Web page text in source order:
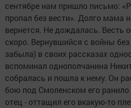
сентябре нам пришло письмо:
пропал без вести». Долго мама
вернется. Не дождалась. Весть
скоро. Вернувшийся с войны
забыла) в своих рассказах
вспоминал однополчанина
собралась и пошла к нему. Он
бою под Смоленском его ранило
отец - оттащил его вкакую-то